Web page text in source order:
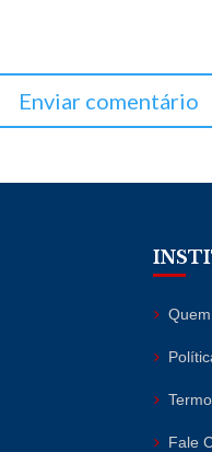
Enviar comentário
Fale